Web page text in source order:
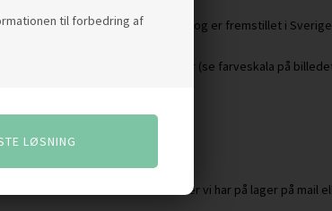
til forbedring af
Maria L. Dahlberg for FREEMOVER og er fremstillet i
lakeret i mange forskellige farver (se farveskala på
Forhør nærmere om hvilke farver vi har på lager på mail